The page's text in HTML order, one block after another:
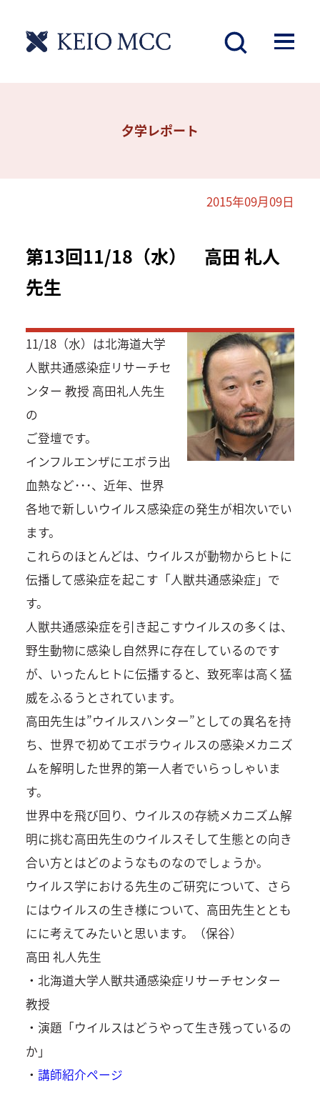
夕学レポート
2015年09月09日
第13回11/18（水） 高田 礼人
先生
11/18（水）は北海道大学
人獣共通感染症リサーチセ
ンター 教授 高田礼人先生
の
ご登壇です。
インフルエンザにエボラ出
血熱など･･･、近年、世界
各地で新しいウイルス感染症の発生が相次いでい
ます。
これらのほとんどは、ウイルスが動物からヒトに
伝播して感染症を起こす「人獣共通感染症」で
す。
人獣共通感染症を引き起こすウイルスの多くは、
野生動物に感染し自然界に存在しているのです
が、いったんヒトに伝播すると、致死率は高く猛
威をふるうとされています。
高田先生は”ウイルスハンター”としての異名を持
ち、世界で初めてエボラウィルスの感染メカニズ
ムを解明した世界的第一人者でいらっしゃいま
す。
世界中を飛び回り、ウイルスの存続メカニズム解
明に挑む高田先生のウイルスそして生態との向き
合い方とはどのようなものなのでしょうか。
ウイルス学における先生のご研究について、さら
にはウイルスの生き様について、高田先生ととも
にに考えてみたいと思います。（保谷）
高田 礼人先生
・北海道大学人獣共通感染症リサーチセンター
教授
・演題「ウイルスはどうやって生き残っているの
か」
・ 講師紹介ページ